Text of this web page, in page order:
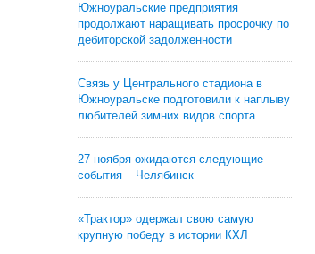
Южноуральские предприятия
продолжают наращивать просрочку по
дебиторской задолженности
Связь у Центрального стадиона в
Южноуральске подготовили к наплыву
любителей зимних видов спорта
27 ноября ожидаются следующие
события – Челябинск
«Трактор» одержал свою самую
крупную победу в истории КХЛ